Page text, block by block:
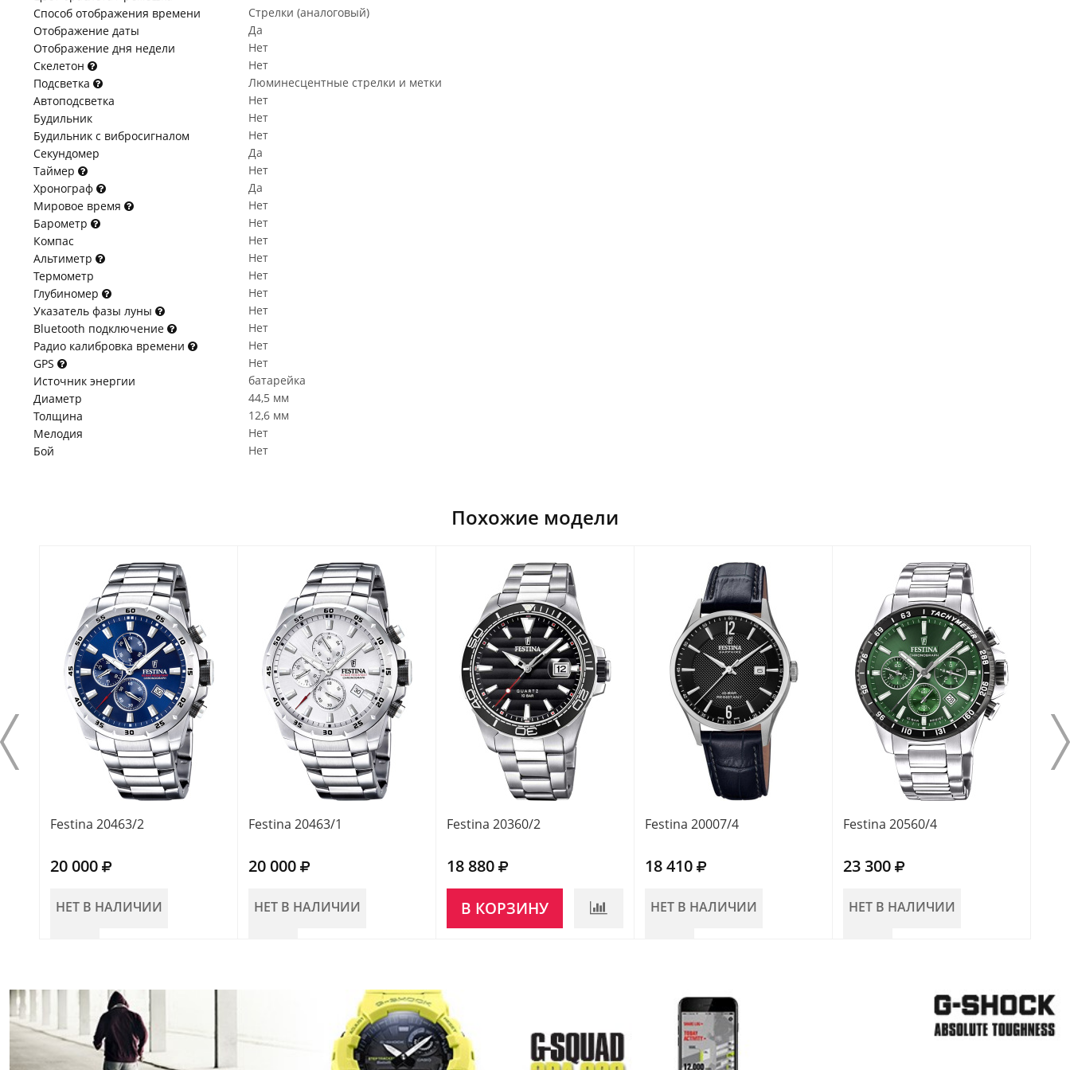
Способ отображения времени
Стрелки (аналоговый)
Отображение даты
Да
Отображение дня недели
Нет
Скелетон
Нет
Подсветка
Люминесцентные стрелки и метки
Автоподсветка
Нет
Будильник
Нет
Будильник с вибросигналом
Нет
Секундомер
Да
Таймер
Нет
Хронограф
Да
Мировое время
Нет
Барометр
Нет
Компас
Нет
Альтиметр
Нет
Термометр
Нет
Глубиномер
Нет
Указатель фазы луны
Нет
Bluetooth подключение
Нет
Радио калибровка времени
Нет
GPS
Нет
Источник энергии
батарейка
Диаметр
44,5 мм
Толщина
12,6 мм
Мелодия
Нет
Бой
Нет
Похожие модели
Festina 20463/2
20 000
НЕТ В НАЛИЧИИ
Festina 20463/1
20 000
НЕТ В НАЛИЧИИ
Festina 20360/2
18 880
В КОРЗИНУ
Festina 20007/4
18 410
НЕТ В НАЛИЧИИ
Festina 20560/4
23 300
НЕТ В НАЛИЧИИ